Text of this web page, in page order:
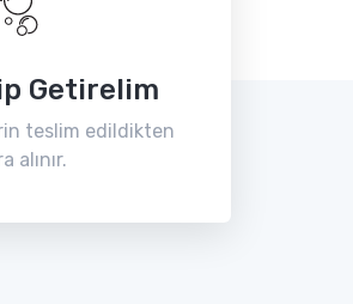
Getirelim
teslim edildikten
alınır.